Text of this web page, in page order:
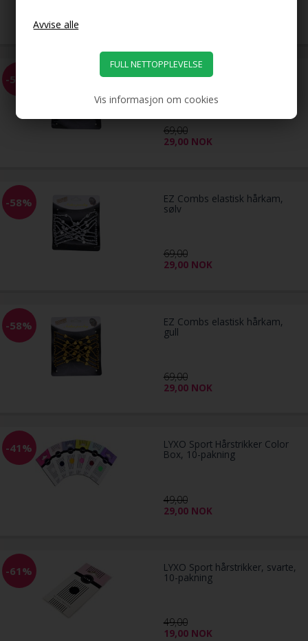
Vis informasjon om cookies
-58% EZ Combs elastisk hårkam,
69,00
29,00 NOK
-58% EZ Combs elastisk hårkam,
sølv
69,00
29,00 NOK
-58% EZ Combs elastisk hårkam,
gull
69,00
29,00 NOK
-41% LYXO Sport Hårstrikker Color
Box, 10-pakning
49,00
29,00 NOK
-61% LYXO Sport hårstrikker, svarte,
10-pakning
49,00
19,00 NOK